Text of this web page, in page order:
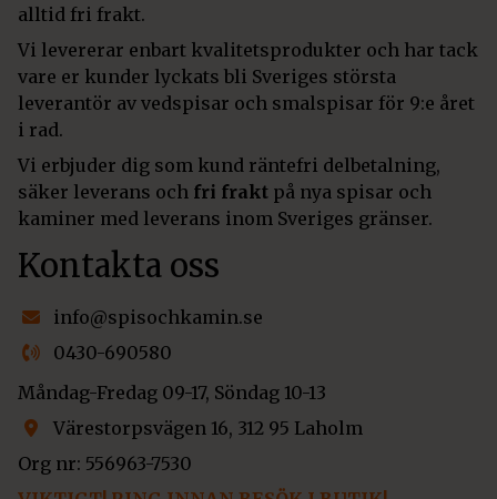
alltid fri frakt.
Vi levererar enbart kvalitetsprodukter och har tack
vare er kunder lyckats bli Sveriges största
leverantör av vedspisar och smalspisar för 9:e året
i rad.
Vi erbjuder dig som kund räntefri delbetalning,
säker leverans och fri frakt på nya spisar och
kaminer med leverans inom Sveriges gränser.
Kontakta oss
info@spisochkamin.se
0430-690580
Måndag-Fredag 09-17, Söndag 10-13
Värestorpsvägen 16, 312 95 Laholm
Org nr: 556963-7530